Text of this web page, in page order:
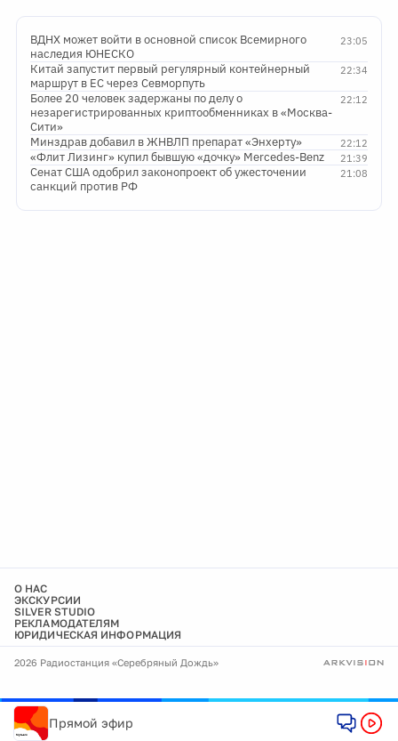
23:05
ВДНХ может войти в основной список Всемирного
наследия ЮНЕСКО
22:34
Китай запустит первый регулярный контейнерный
маршрут в ЕС через Севморпуть
22:12
Более 20 человек задержаны по делу о
незарегистрированных криптообменниках в «Москва-
Сити»
22:12
Минздрав добавил в ЖНВЛП препарат «Энхерту»
21:39
«Флит Лизинг» купил бывшую «дочку» Mercedes-Benz
21:08
Сенат США одобрил законопроект об ужесточении
санкций против РФ
О НАС
ЭКСКУРСИИ
SILVER STUDIO
РЕКЛАМОДАТЕЛЯМ
ЮРИДИЧЕСКАЯ ИНФОРМАЦИЯ
2026 Радиостанция «Серебряный Дождь»
Прямой эфир